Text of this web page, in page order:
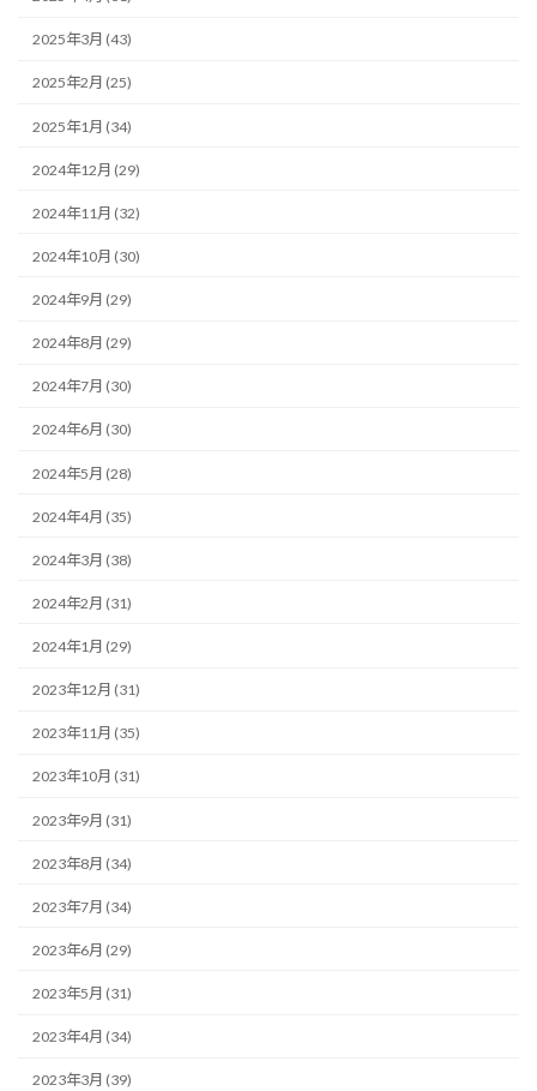
2025年3月 (43)
2025年2月 (25)
2025年1月 (34)
2024年12月 (29)
2024年11月 (32)
2024年10月 (30)
2024年9月 (29)
2024年8月 (29)
2024年7月 (30)
2024年6月 (30)
2024年5月 (28)
2024年4月 (35)
2024年3月 (38)
2024年2月 (31)
2024年1月 (29)
2023年12月 (31)
2023年11月 (35)
2023年10月 (31)
2023年9月 (31)
2023年8月 (34)
2023年7月 (34)
2023年6月 (29)
2023年5月 (31)
2023年4月 (34)
2023年3月 (39)